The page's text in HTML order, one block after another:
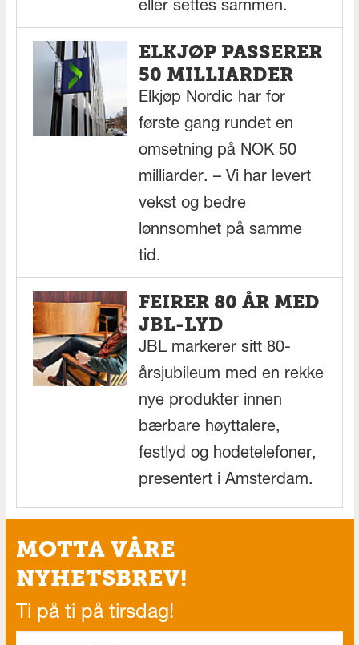
eller settes sammen.
ELKJØP PASSERER
50 MILLIARDER
Elkjøp Nordic har for
første gang rundet en
omsetning på NOK 50
milliarder. – Vi har levert
vekst og bedre
lønnsomhet på samme
tid.
FEIRER 80 ÅR MED
JBL-LYD
JBL markerer sitt 80-
årsjubileum med en rekke
nye produkter innen
bærbare høyttalere,
festlyd og hodetelefoner,
presentert i Amsterdam.
MOTTA VÅRE
NYHETSBREV!
Ti på ti på tirsdag!